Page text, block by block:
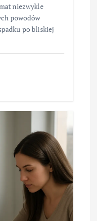
niezwykle
powodów
po bliskiej